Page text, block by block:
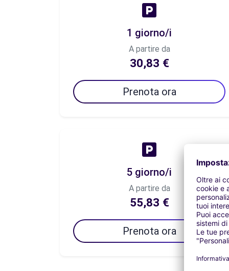
1 giorno/i
A partire da
30,83 €
Prenota ora
5 giorno/i
A partire da
55,83 €
Prenota ora